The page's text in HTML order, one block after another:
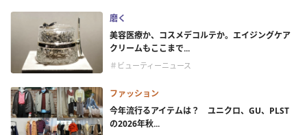
磨く
美容医療か、コスメデコルテか。エイジングケア
クリームもここまで...
＃ビューティーニュース
ファッション
今年流行るアイテムは？ ユニクロ、GU、PLST
の2026年秋...